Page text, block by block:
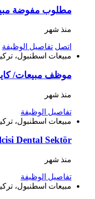
مطلوب مفوضة
منذ شهر
اتصل تفاصيل الوظيفة
مبيعات اسطنبول،
موظف مبيعات/
منذ شهر
تفاصيل الوظيفة
مبيعات اسطنبول،
Dental Sektör
منذ شهر
تفاصيل الوظيفة
مبيعات اسطنبول،